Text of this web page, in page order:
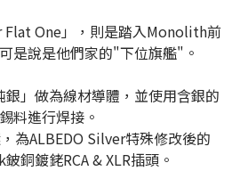
Flat One」，則是踏入Monolith前
是說是他們家的"下位旗艦"。
」做為線材導體，並使用含銀的
錫料進行焊接。
為ALBEDO Silver特殊修改後的
銅鍍銠RCA & XLR插頭。